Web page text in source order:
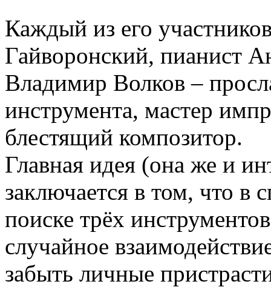
Каждый из его
Гайворонский, пианист
Владимир Волков –
инструмента, мастер
блестящий композитор.
Главная идея (она же и
заключается в том, что
поиске трёх
случайное
забыть личные